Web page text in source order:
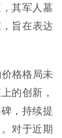
其军人墓
旨在表达
格格局未
的创新，
，持续提
对于近期